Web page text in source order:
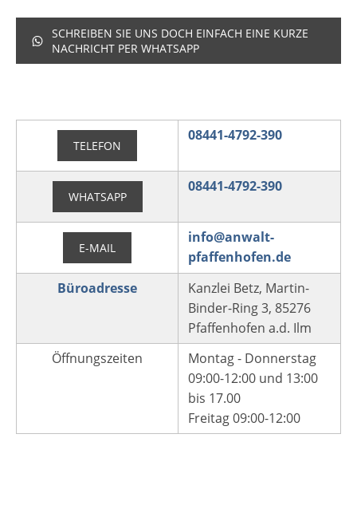
SCHREIBEN SIE UNS DOCH EINFACH EINE KURZE
NACHRICHT PER WHATSAPP
TELEFON
08441-4792-390
WHATSAPP
08441-4792-390
E-MAIL
info@anwalt-
pfaffenhofen.de
Büroadresse
Kanzlei Betz, Martin-
Binder-Ring 3, 85276
Pfaffenhofen a.d. Ilm
Öffnungszeiten
Montag - Donnerstag
09:00-12:00 und 13:00
bis 17.00
Freitag 09:00-12:00